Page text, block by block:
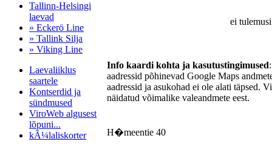
Tallinn-Helsingi
laevad
» Eckerö Line
» Tallink Silja
» Viking Line
Laevaliiklus
saartele
Kontserdid ja
sündmused
ViroWeb algusest
lõpuni...
kÃ¼laliskorter
ei
Info kaardi kohta ja kasutustingimused
aadressid põhinevad Google Maps
aadressid ja asukohad ei ole alati täpsed.
näidatud võimalike valeandmete eest.
H�meentie 40